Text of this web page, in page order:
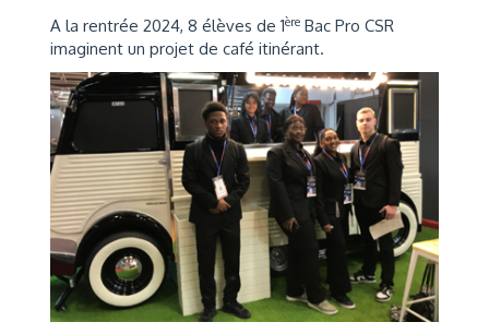
A la rentrée 2024, 8 élèves de 1ère Bac Pro CSR
imaginent un projet de café itinérant.